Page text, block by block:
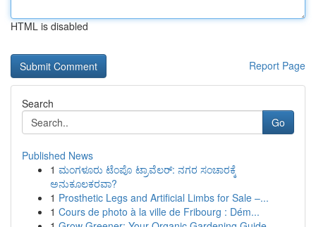
HTML is disabled
Report Page
Search
Go
Published News
1 ಮಂಗಳೂರು ಟೆಂಪೊ ಟ್ರಾವೆಲರ್: ನಗರ ಸಂಚಾರಕ್ಕೆ
ಅನುಕೂಲಕರವಾ?
1 Prosthetic Legs and Artificial Limbs for Sale –...
1 Cours de photo à la ville de Fribourg : Dém...